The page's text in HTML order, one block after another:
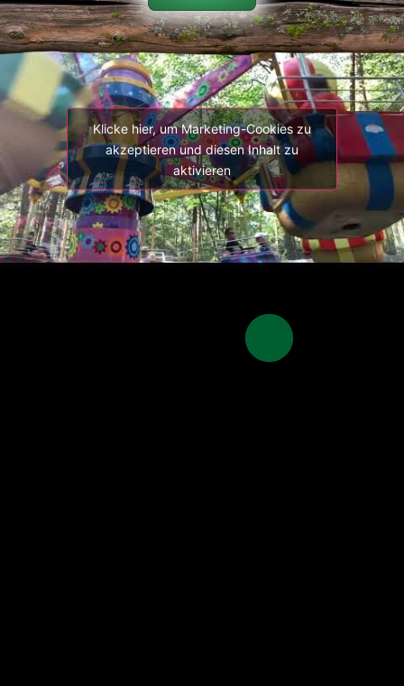
Klicke hier, um Marketing-Cookies zu
akzeptieren und diesen Inhalt zu
aktivieren